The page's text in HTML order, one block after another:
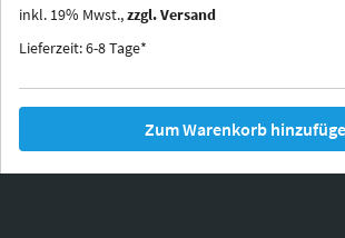
Iowa
inkl. 19% Mwst.,zzgl. Versand
Lieferzeit: 6-8 Tage*
Zum Warenkorb